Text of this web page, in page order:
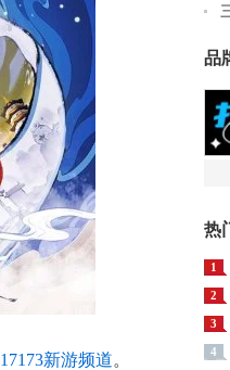
17173新游频道。
品
热
1
2
3
4